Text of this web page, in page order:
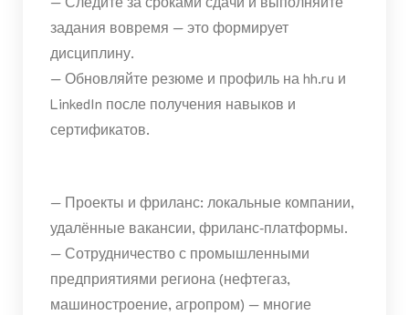
задания вовремя — это формирует
дисциплину.
— Обновляйте резюме и профиль на hh.ru и
LinkedIn после получения навыков и
сертификатов.
— Проекты и фриланс: локальные компании,
удалённые вакансии, фриланс‑платформы.
— Сотрудничество с промышленными
предприятиями региона (нефтегаз,
машиностроение, агропром) — многие